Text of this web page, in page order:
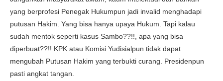
yang berprofesi Penegak Hukumpun jadi invalid menghadapi
putusan Hakim. Yang bisa hanya upaya Hukum. Tapi kalau
sudah mentok seperti kasus Sambo??!!, apa yang bisa
diperbuat??!! KPK atau Komisi Yudisialpun tidak dapat
mengubah Putusan Hakim yang terbukti curang. Presidenpun
pasti angkat tangan.